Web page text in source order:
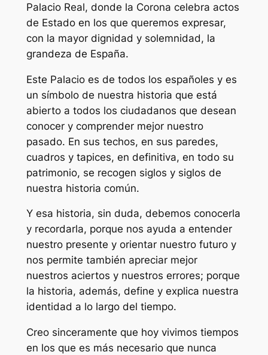
Palacio Real, donde la Corona celebra actos
de Estado en los que queremos expresar,
con la mayor dignidad y solemnidad, la
grandeza de España.
Este Palacio es de todos los españoles y es
un símbolo de nuestra historia que está
abierto a todos los ciudadanos que desean
conocer y comprender mejor nuestro
pasado. En sus techos, en sus paredes,
cuadros y tapices, en definitiva, en todo su
patrimonio, se recogen siglos y siglos de
nuestra historia común.
Y esa historia, sin duda, debemos conocerla
y recordarla, porque nos ayuda a entender
nuestro presente y orientar nuestro futuro y
nos permite también apreciar mejor
nuestros aciertos y nuestros errores; porque
la historia, además, define y explica nuestra
identidad a lo largo del tiempo.
Creo sinceramente que hoy vivimos tiempos
en los que es más necesario que nunca